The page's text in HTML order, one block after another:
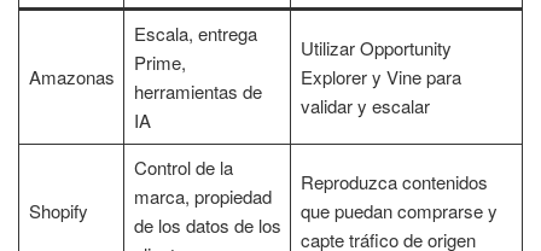
Amazonas
Escala, entrega
Prime,
herramientas de
IA
Utilizar Opportunity
Explorer y Vine para
validar y escalar
Shopify
Control de la
marca, propiedad
de los datos de los
Reproduzca contenidos
que puedan comprarse y
capte tráfico de origen